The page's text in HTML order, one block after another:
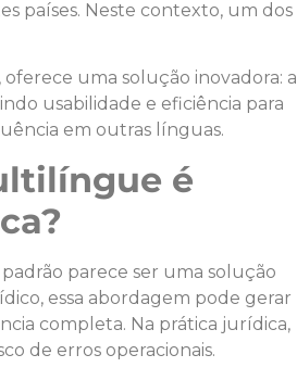
países. Neste contexto, um dos
oferece uma solução inovadora: a
usabilidade e eficiência para
em outras línguas.
é
parece ser uma solução
essa abordagem pode gerar
completa. Na prática jurídica,
de erros operacionais.